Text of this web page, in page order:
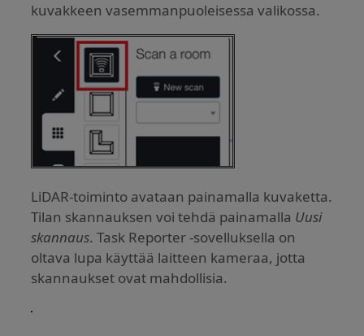
kuvakkeen vasemmanpuoleisessa valikossa.
LiDAR-toiminto avataan painamalla kuvaketta.
Tilan skannauksen voi tehdä painamalla Uusi
skannaus. Task Reporter -sovelluksella on
oltava lupa käyttää laitteen kameraa, jotta
skannaukset ovat mahdollisia.